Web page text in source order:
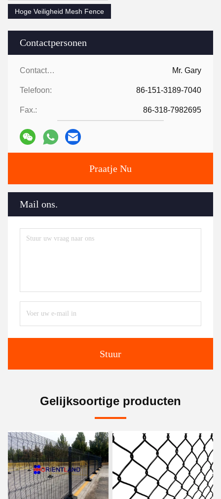
Contactpersonen
Contactpersonen: Mr. Gary
Telefoon: 86-151-3189-7040
Fax.: 86-318-7982695
Praatje Nu
Mail ons.
Stuur
Hoge Veiligheid Mesh Fence
Gelijksoortige producten